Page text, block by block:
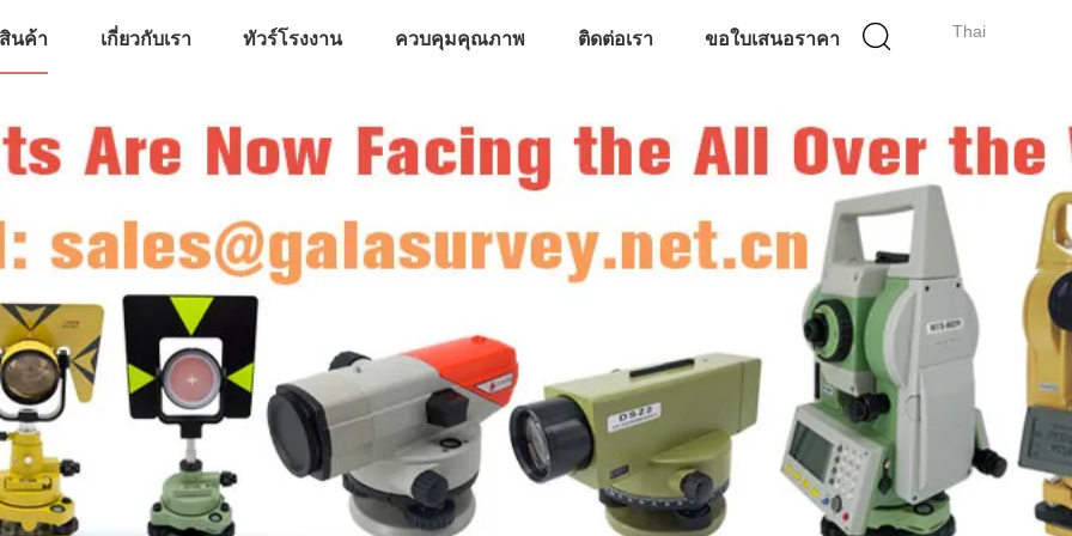
Thai
สินค้า เกี่ยวกับเรา ทัวร์โรงงาน ควบคุมคุณภาพ ติดต่อเรา ขอใบเสนอราคา